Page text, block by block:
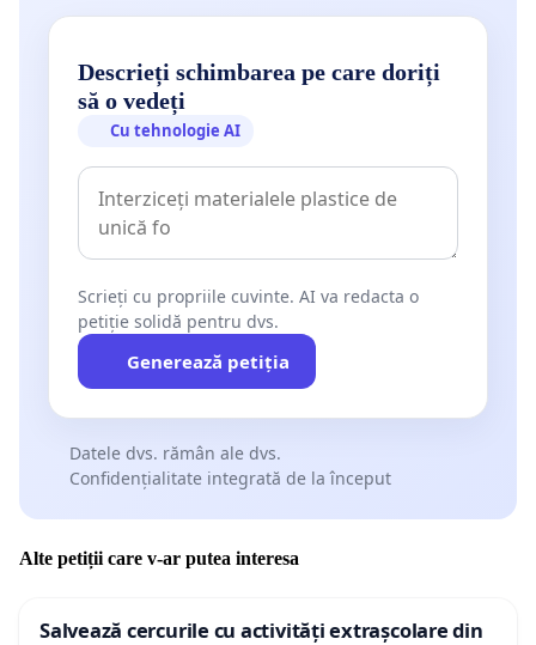
Descrieți schimbarea pe care doriți
să o vedeți
Cu tehnologie AI
Scrieți cu propriile cuvinte. AI va redacta o
petiție solidă pentru dvs.
Generează petiția
Datele dvs. rămân ale dvs.
Confidențialitate integrată de la început
Alte petiții care v-ar putea interesa
Salvează cercurile cu activități extrașcolare din